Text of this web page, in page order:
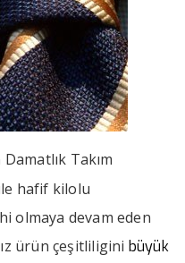
Takım
hafif kilolu
olmaya devam eden
ürün çeşitliligini büyük